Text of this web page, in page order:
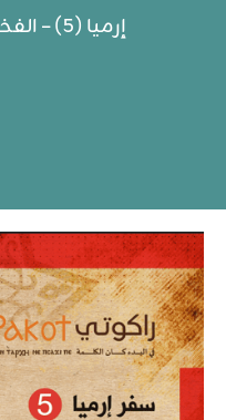
إرميا (5) – الفخاري رجاء أم دينونة؟